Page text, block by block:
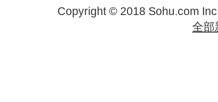
Copyright © 2018 Sohu.com
全部